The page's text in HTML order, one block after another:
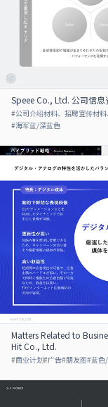
Speee Co., Ltd. 公司信息
#公司介绍材料、招聘宣传材
#海军蓝/深蓝色
Matters Related to
Hit Co., Ltd.
#商业计划#广告#朋友图#蓝色